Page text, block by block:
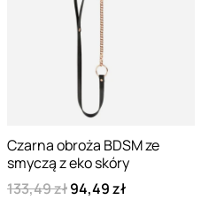
Czarna obroża BDSM ze
smyczą z eko skóry
133,49 zł94,49 zł